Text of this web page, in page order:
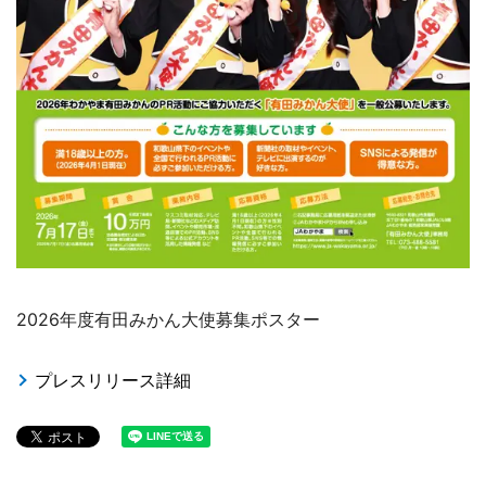
2026年度有田みかん大使募集ポスター
プレスリリース詳細